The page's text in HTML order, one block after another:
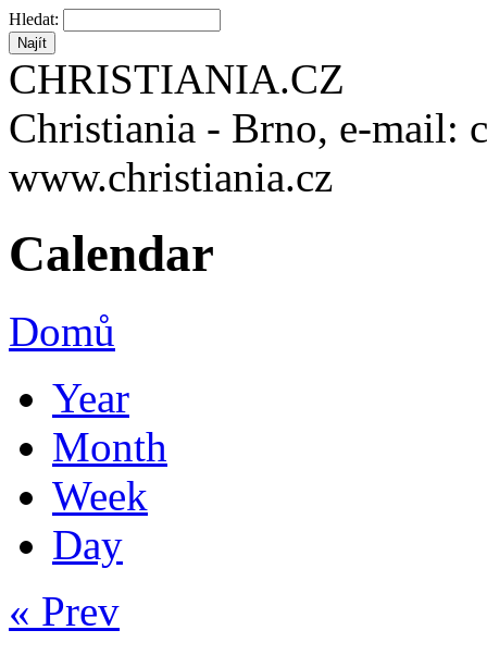
Hledat:
CHRISTIANIA.CZ
Christiania - Brno, e-mail:
www.christiania.cz
Calendar
Domů
Year
Month
Week
Day
« Prev